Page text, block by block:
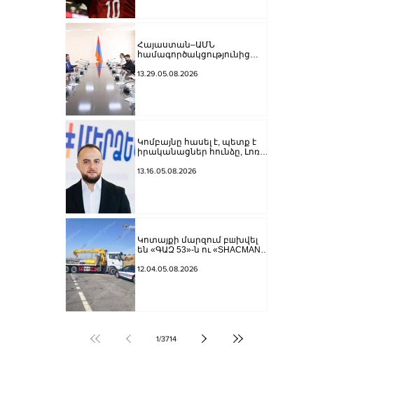
Հայաստան–ԱՄՆ
համագործակցությունից
ընդունել է ԱՄՆ հատուկ
13.29.05.08.2026
Կոմբայնը հասել է, պետք է
իրականացներ հունձը, Լոռու
ստորագրել,
13.16.05.08.2026
Կոտայքի մարզում բшխվել
են «ԳԱԶ 53»-ն ու «SHACMAN»
վիրավnր
12.04.05.08.2026
1/3714